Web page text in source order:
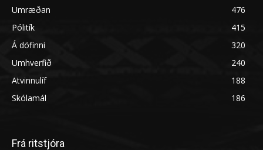
Umræðan
476
Pólitík
415
Á döfinni
320
Umhverfið
240
Atvinnulíf
188
Skólamál
186
Frá ritstjóra